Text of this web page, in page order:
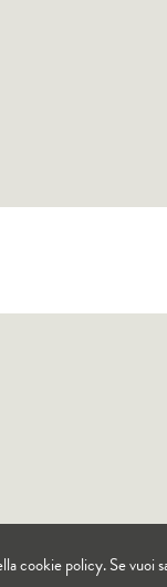
cookie policy. Se